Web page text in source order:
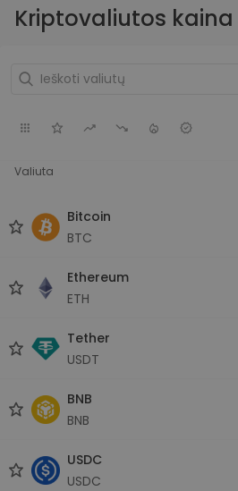
Kriptovaliutos
Valiuta
Bitcoin
BTC
Ethereum
ETH
Tether
USDT
BNB
BNB
USDC
USDC